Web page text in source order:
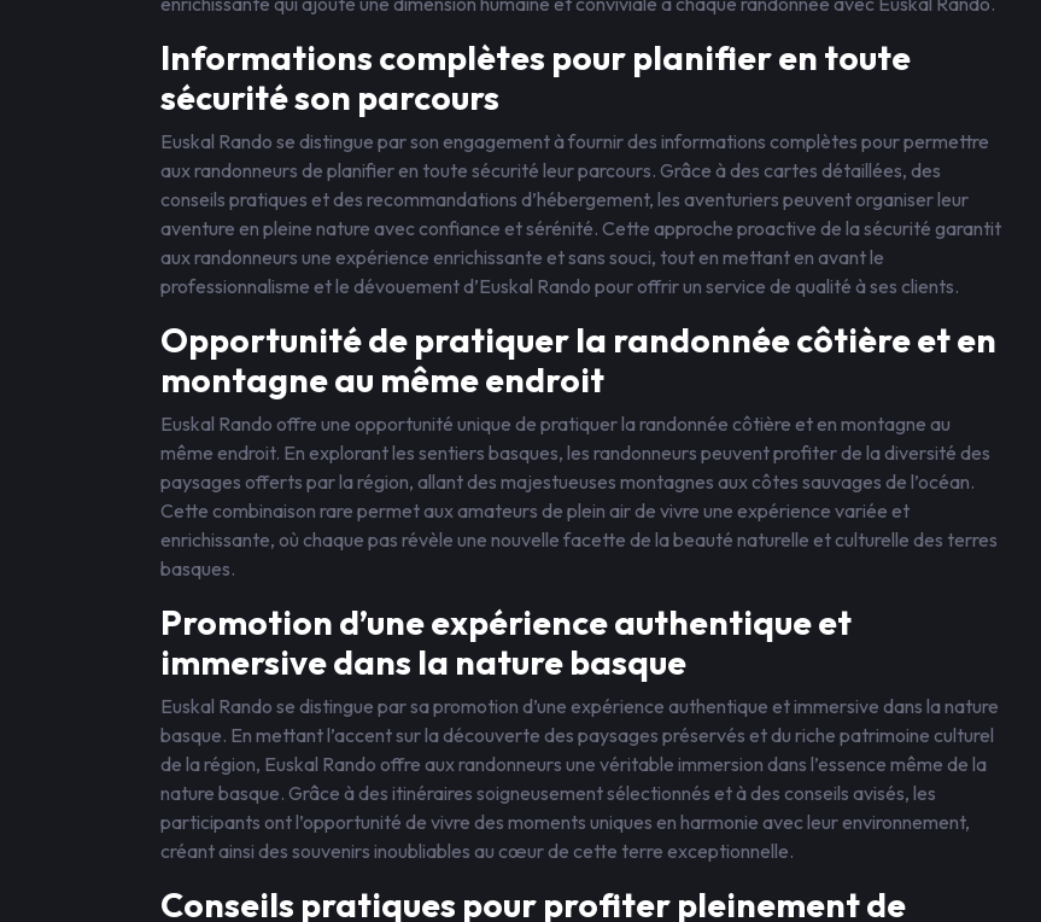
Informations complètes pour planifier en toute
sécurité son parcours
Euskal Rando se distingue par son engagement à fournir des informations complètes pour permettre
aux randonneurs de planifier en toute sécurité leur parcours. Grâce à des cartes détaillées, des
conseils pratiques et des recommandations d’hébergement, les aventuriers peuvent organiser leur
aventure en pleine nature avec confiance et sérénité. Cette approche proactive de la sécurité garantit
aux randonneurs une expérience enrichissante et sans souci, tout en mettant en avant le
professionnalisme et le dévouement d’Euskal Rando pour offrir un service de qualité à ses clients.
Opportunité de pratiquer la randonnée côtière et en
montagne au même endroit
Euskal Rando offre une opportunité unique de pratiquer la randonnée côtière et en montagne au
même endroit. En explorant les sentiers basques, les randonneurs peuvent profiter de la diversité des
paysages offerts par la région, allant des majestueuses montagnes aux côtes sauvages de l’océan.
Cette combinaison rare permet aux amateurs de plein air de vivre une expérience variée et
enrichissante, où chaque pas révèle une nouvelle facette de la beauté naturelle et culturelle des terres
basques.
Promotion d’une expérience authentique et
immersive dans la nature basque
Euskal Rando se distingue par sa promotion d’une expérience authentique et immersive dans la nature
basque. En mettant l’accent sur la découverte des paysages préservés et du riche patrimoine culturel
de la région, Euskal Rando offre aux randonneurs une véritable immersion dans l’essence même de la
nature basque. Grâce à des itinéraires soigneusement sélectionnés et à des conseils avisés, les
participants ont l’opportunité de vivre des moments uniques en harmonie avec leur environnement,
créant ainsi des souvenirs inoubliables au cœur de cette terre exceptionnelle.
Conseils pratiques pour profiter pleinement de